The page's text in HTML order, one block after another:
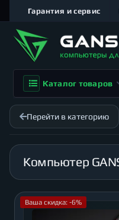
Гарантия и сервис
Каталог товаров
Перейти в категорию
Ваша скидка: -6%